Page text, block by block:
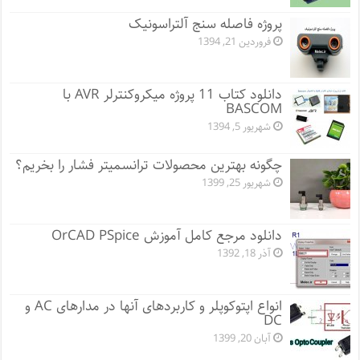
پروژه فاصله سنج آلتراسونیک
فروردین 21, 1394
دانلود کتاب 11 پروژه میکروکنترلر AVR با
BASCOM
شهریور 5, 1394
چگونه بهترین محصولات ترانسمیتر فشار را بخریم؟
شهریور 25, 1399
دانلود مرجع کامل آموزش OrCAD PSpice
آذر 18, 1392
انواع اپتوکوپلر و کاربردهای آنها در مدارهای AC و
DC
آبان 20, 1399